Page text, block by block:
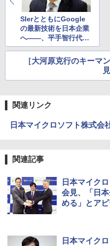
SIerとともにGoogle
の最新技術を日本企業
へ――、平手智行代表
が目指すグーグル・ク
ラウドの姿を聞く
［大河原克行のキーマ
関連リンク
日本マイクロソフト株式会
関連記事
日本マイク
会見、「日
める」とア
日本マイク